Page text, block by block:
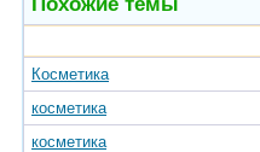
Косметика
косметика
косметика